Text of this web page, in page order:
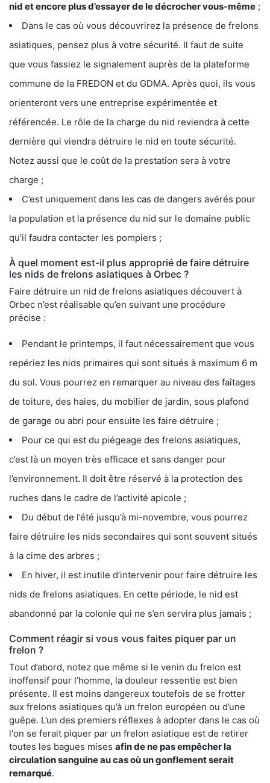
nid et encore plus d’essayer de le décrocher vous-même ;
Dans le cas où vous découvrirez la présence de frelons
asiatiques, pensez plus à votre sécurité. Il faut de suite
que vous fassiez le signalement auprès de la plateforme
commune de la FREDON et du GDMA. Après quoi, ils vous
orienteront vers une entreprise expérimentée et
référencée. Le rôle de la charge du nid reviendra à cette
dernière qui viendra détruire le nid en toute sécurité.
Notez aussi que le coût de la prestation sera à votre
charge ;
C’est uniquement dans les cas de dangers avérés pour
la population et la présence du nid sur le domaine public
qu’il faudra contacter les pompiers ;
À quel moment est-il plus approprié de faire détruire
les nids de frelons asiatiques à Orbec ?
Faire détruire un nid de frelons asiatiques découvert à
Orbec n’est réalisable qu’en suivant une procédure
précise :
Pendant le printemps, il faut nécessairement que vous
repériez les nids primaires qui sont situés à maximum 6 m
du sol. Vous pourrez en remarquer au niveau des faîtages
de toiture, des haies, du mobilier de jardin, sous plafond
de garage ou abri pour ensuite les faire détruire ;
Pour ce qui est du piégeage des frelons asiatiques,
c’est là un moyen très efficace et sans danger pour
l’environnement. Il doit être réservé à la protection des
ruches dans le cadre de l’activité apicole ;
Du début de l’été jusqu’à mi-novembre, vous pourrez
faire détruire les nids secondaires qui sont souvent situés
à la cime des arbres ;
En hiver, il est inutile d’intervenir pour faire détruire les
nids de frelons asiatiques. En cette période, le nid est
abandonné par la colonie qui ne s’en servira plus jamais ;
Comment réagir si vous vous faites piquer par un
frelon ?
Tout d’abord, notez que même si le venin du frelon est
inoffensif pour l’homme, la douleur ressentie est bien
présente. Il est moins dangereux toutefois de se frotter
aux frelons asiatiques qu’à un frelon européen ou d’une
guêpe. L’un des premiers réflexes à adopter dans le cas où
l'on se ferait piquer par un frelon asiatique est de retirer
toutes les bagues mises afin de ne pas empêcher la
circulation sanguine au cas où un gonflement serait
remarqué.